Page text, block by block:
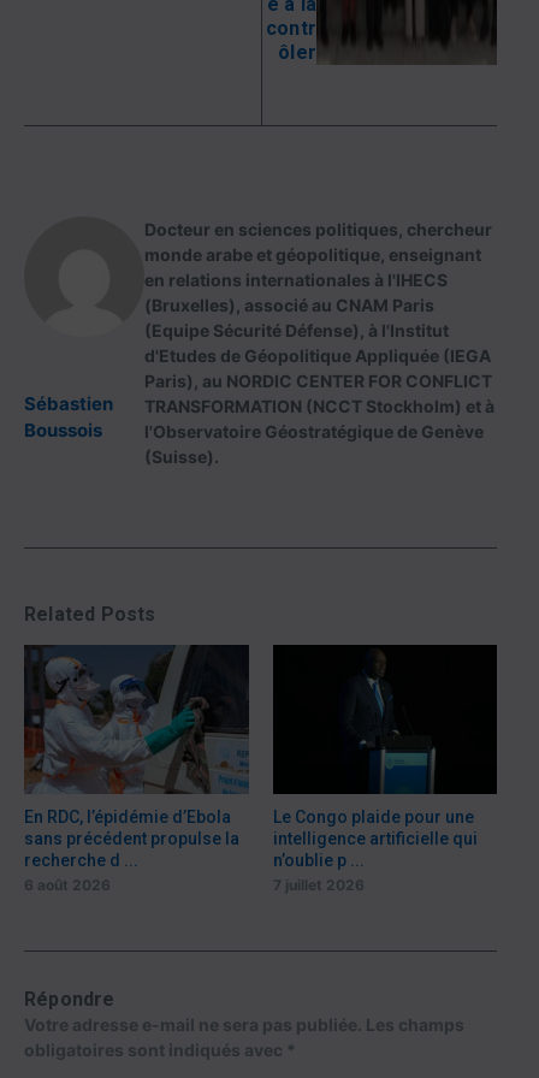
contr
ôler
Sébastien
Boussois
Docteur en sciences politiques, chercheur
monde arabe et géopolitique, enseignant
en relations internationales à l'IHECS
(Bruxelles), associé au CNAM Paris
(Equipe Sécurité Défense), à l'Institut
d'Etudes de Géopolitique Appliquée (IEGA
Paris), au NORDIC CENTER FOR CONFLICT
TRANSFORMATION (NCCT Stockholm) et à
l'Observatoire Géostratégique de Genève
(Suisse).
Related Posts
En RDC, l’épidémie d’Ebola
sans précédent propulse la
recherche d ...
6 août 2026
Le Congo plaide pour une
intelligence artificielle qui
n’oublie p ...
7 juillet 2026
Répondre
Votre adresse e-mail ne sera pas publiée. Les champs
obligatoires sont indiqués avec *